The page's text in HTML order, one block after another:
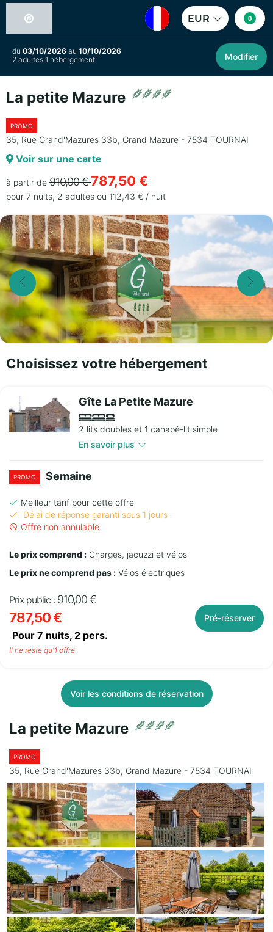
EUR 0
du 03/10/2026 au 10/10/2026
2 adultes 1 hébergement
Modifier
La petite Mazure
PROMO
35, Rue Grand'Mazures 33b, Grand Mazure - 7534 TOURNAI
Voir sur une carte
à partir de 910,00 €787,50 €
pour 7 nuits, 2 adultes ou 112,43 € / nuit
Choisissez votre hébergement
Gîte La Petite Mazure
2 lits doubles et 1 canapé-lit simple
En savoir plus
PROMO Semaine
Meilleur tarif pour cette offre
Délai de réponse garanti sous 1 jours
Offre non annulable
Le prix comprend : Charges, jacuzzi et vélos
Le prix ne comprend pas : Vélos électriques
Prix public : 910,00 €
787,50 €
Pour 7 nuits, 2 pers.
Pré-réserver
Il ne reste qu'1 offre
Voir les conditions de réservation
La petite Mazure
PROMO
35, Rue Grand'Mazures 33b, Grand Mazure - 7534 TOURNAI